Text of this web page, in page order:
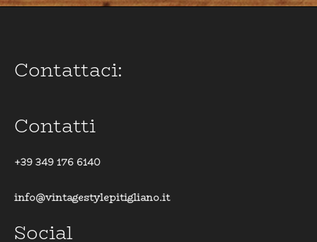
Contattaci:
Contatti
+39 349 176 6140
info@vintagestylepitigliano.it
Social